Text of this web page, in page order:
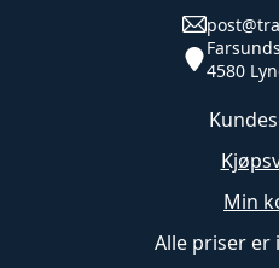
4580
Min
Alle priser er